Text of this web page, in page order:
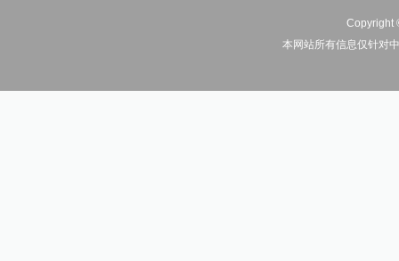
Copyright
本网站所有信息仅针对